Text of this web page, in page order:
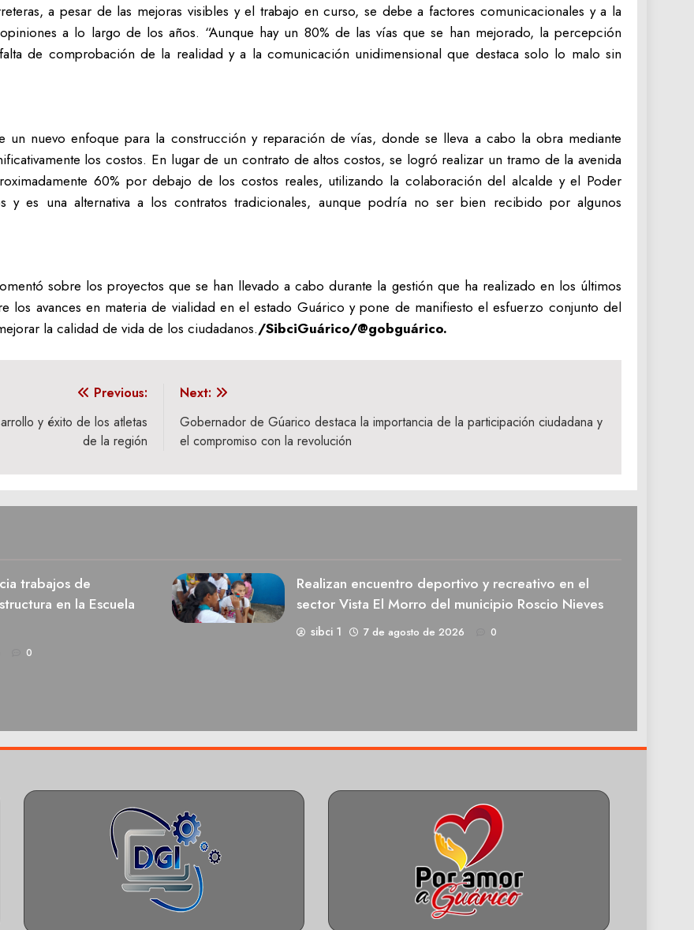
a pesar de las mejoras visibles y el trabajo en curso, se debe a factores comunicacionales y a la
a lo largo de los años. “Aunque hay un 80% de las vías que se han mejorado, la percepción
de comprobación de la realidad y a la comunicación unidimensional que destaca solo lo malo sin
un nuevo enfoque para la construcción y reparación de vías, donde se lleva a cabo la obra mediante
los costos. En lugar de un contrato de altos costos, se logró realizar un tramo de la avenida
60% por debajo de los costos reales, utilizando la colaboración del alcalde y el Poder
y es una alternativa a los contratos tradicionales, aunque podría no ser bien recibido por algunos
sobre los proyectos que se han llevado a cabo durante la gestión que ha realizado en los últimos
los avances en materia de vialidad en el estado Guárico y pone de manifiesto el esfuerzo conjunto del
la calidad de vida de los ciudadanos./SibciGuárico/@gobguárico.
Previous:
y éxito de los atletas
de la región
Next:
Gobernador de Gúarico destaca la importancia de la participación ciudadana y
el compromiso con la revolución
trabajos de
en la Escuela
0
Realizan encuentro deportivo y recreativo en el
sector Vista El Morro del municipio Roscio Nieves
sibci 1 7 de agosto de 2026 0